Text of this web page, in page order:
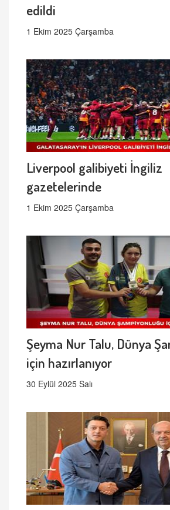
edildi
1 Ekim 2025 Çarşamba
Liverpool galibiyeti İngiliz
gazetelerinde
1 Ekim 2025 Çarşamba
Şeyma Nur Talu, Dünya
için hazırlanıyor
30 Eylül 2025 Salı